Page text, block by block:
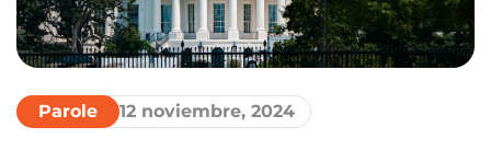
Parole 12 noviembre, 2024